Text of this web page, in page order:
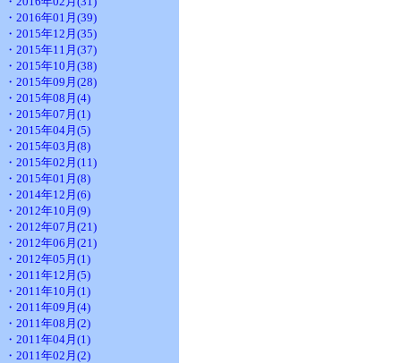
・2016年01月(39)
・2015年12月(35)
・2015年11月(37)
・2015年10月(38)
・2015年09月(28)
・2015年08月(4)
・2015年07月(1)
・2015年04月(5)
・2015年03月(8)
・2015年02月(11)
・2015年01月(8)
・2014年12月(6)
・2012年10月(9)
・2012年07月(21)
・2012年06月(21)
・2012年05月(1)
・2011年12月(5)
・2011年10月(1)
・2011年09月(4)
・2011年08月(2)
・2011年04月(1)
・2011年02月(2)